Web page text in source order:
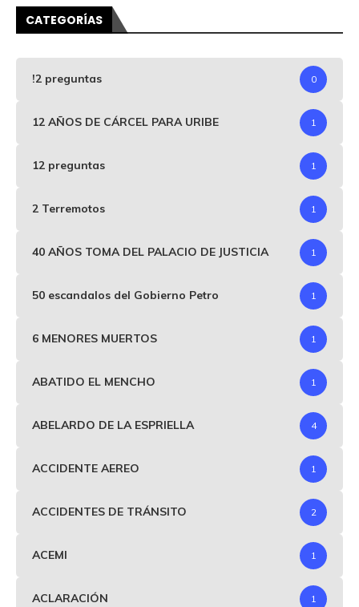
CATEGORÍAS
!2 preguntas 0
12 AÑOS DE CÁRCEL PARA URIBE 1
12 preguntas 1
2 Terremotos 1
40 AÑOS TOMA DEL PALACIO DE JUSTICIA 1
50 escandalos del Gobierno Petro 1
6 MENORES MUERTOS 1
ABATIDO EL MENCHO 1
ABELARDO DE LA ESPRIELLA 4
ACCIDENTE AEREO 1
ACCIDENTES DE TRÁNSITO 2
ACEMI 1
ACLARACIÓN 1